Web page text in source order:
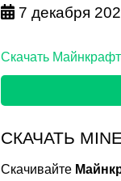
7 декабря
Скачать
СКАЧАТЬ
Скачивайте